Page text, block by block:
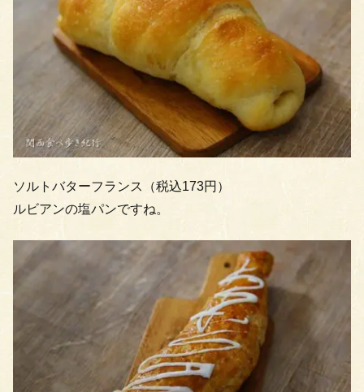
ソルトバターフランス（税込173円）
ルビアンの塩パンですね。